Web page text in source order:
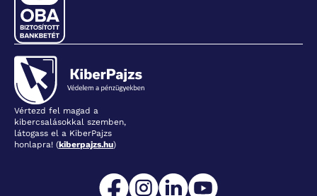
Vértezd fel magad a
kibercsalásokkal szemben,
látogass el a KiberPajzs
honlapra! (kiberpajzs.hu)